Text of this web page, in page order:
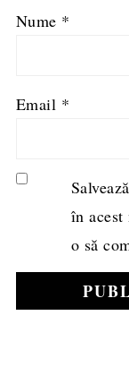
Nume *
Email *
în
o să